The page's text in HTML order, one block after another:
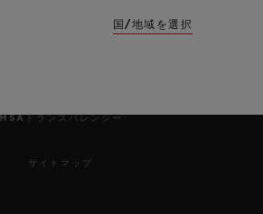
MSAトランスパレンシー
サイトマップ
国/地域を選択